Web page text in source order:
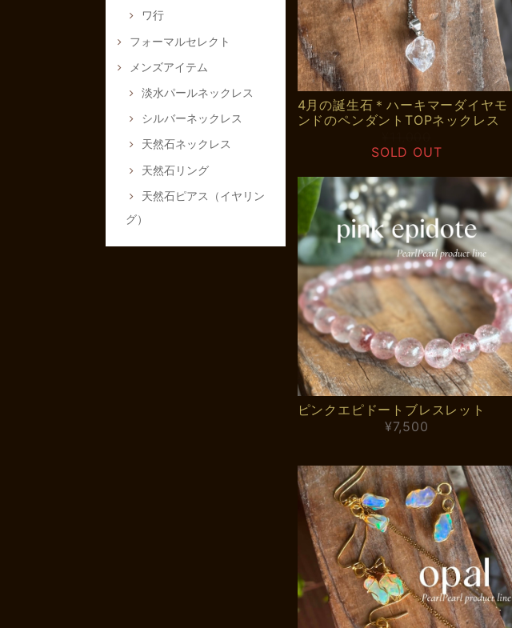
ワ行
フォーマルセレクト
メンズアイテム
淡水パールネックレス
シルバーネックレス
天然石ネックレス
天然石リング
天然石ピアス（イヤリン
グ）
4月の誕生石＊ハーキマーダイヤモ
ンドのペンダントTOPネックレス
SOLD OUT
ピンクエピドートブレスレット
¥7,500